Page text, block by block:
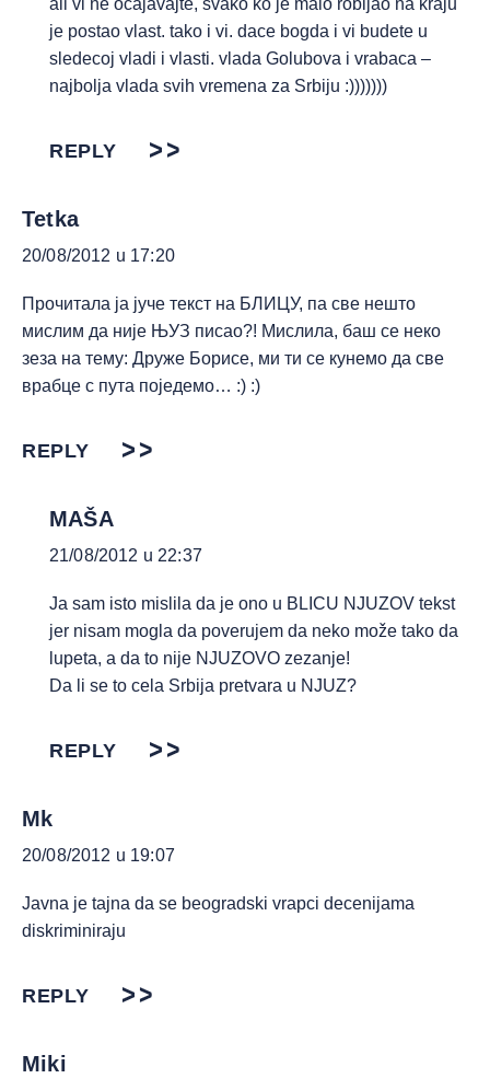
ali vi ne ocajavajte, svako ko je malo robijao na kraju
je postao vlast. tako i vi. dace bogda i vi budete u
sledecoj vladi i vlasti. vlada Golubova i vrabaca –
najbolja vlada svih vremena za Srbiju :)))))))
REPLY
Tetka
20/08/2012 u 17:20
Прочитала ја јуче текст на БЛИЦУ, па све нешто
мислим да није ЊУЗ писао?! Мислила, баш се неко
зеза на тему: Друже Борисе, ми ти се кунемо да све
врабце с пута поједемо… :) :)
REPLY
MAŠA
21/08/2012 u 22:37
Ja sam isto mislila da je ono u BLICU NJUZOV tekst
jer nisam mogla da poverujem da neko može tako da
lupeta, a da to nije NJUZOVO zezanje!
Da li se to cela Srbija pretvara u NJUZ?
REPLY
Mk
20/08/2012 u 19:07
Javna je tajna da se beogradski vrapci decenijama
diskriminiraju
REPLY
Miki